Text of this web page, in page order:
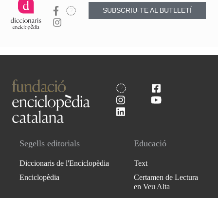
SUBSCRIU-TE AL BUTLLETÍ
Segells editorials
Diccionaris de l'Enciclopèdia
Enciclopèdia
Educació
Text
Certamen de Lectura
en Veu Alta